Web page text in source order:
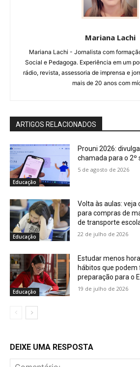
Mariana Lachi
Mariana Lachi - Jornalista com
Social e Pedagoga. Experiência em um
rádio, revista, assessoria de imprensa e
mais de 20 anos com
ARTIGOS RELACIONADOS
Educação
Prouni 2026:
chamada para o 2º
5 de agosto de 2026
Educação
Volta às aulas: veja
para compras de
de transporte
22 de julho de 2026
Educação
Estudar menos
hábitos que
preparação para o
19 de julho de 2026
DEIXE UMA RESPOSTA